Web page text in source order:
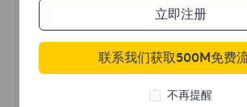
不限流量使用
无限使用IP
立即注册
联系我们获取500M免费
不再提醒